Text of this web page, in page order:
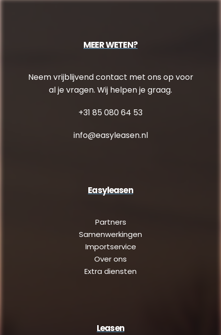
MEER WETEN?
Neem vrijblijvend contact met ons op voor
al je vragen. Wij helpen je graag.
+31 85 080 64 53
info@easyleasen.nl
Easyleasen
Partners
Samenwerkingen
Importservice
Over ons
Extra diensten
Leasen